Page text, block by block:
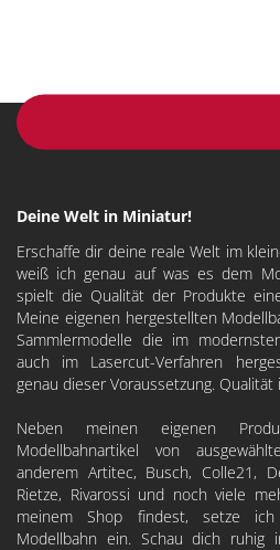
Deine Welt in Miniatur!
Erschaffe dir deine reale Welt im
weiß ich genau auf was es dem
spielt die Qualität der Produkte
Meine eigenen hergestellten
Sammlermodelle die im
auch im Lasercut-Verfahren
genau dieser Voraussetzung.
Neben meinen eigenen
Modellbahnartikel von
anderem Artitec, Busch, Colle21 ,
Rietze, Rivarossi und noch viele
meinem Shop findest, setze
Modellbahn ein. Schau dich